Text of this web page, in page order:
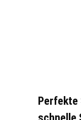
Perfekte